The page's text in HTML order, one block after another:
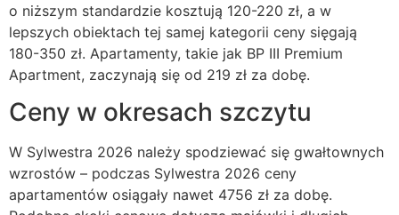
o niższym standardzie kosztują 120-220 zł, a w
lepszych obiektach tej samej kategorii ceny sięgają
180-350 zł. Apartamenty, takie jak BP III Premium
Apartment, zaczynają się od 219 zł za dobę.
Ceny w okresach szczytu
W Sylwestra 2026 należy spodziewać się gwałtownych
wzrostów – podczas Sylwestra 2026 ceny
apartamentów osiągały nawet 4756 zł za dobę.